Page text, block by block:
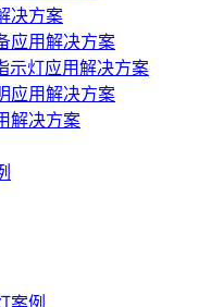
决方案
应用解决方案
示灯应用解决方案
应用解决方案
解决方案
案例